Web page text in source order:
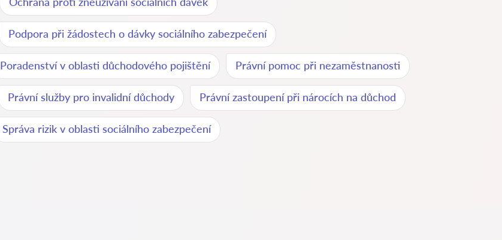
Podpora při žádostech o dávky sociálního zabezpečení
Poradenství v oblasti důchodového pojištění Právní pomoc při nezaměstnanosti
Právní služby pro invalidní důchody Právní zastoupení při nárocích na důchod
Správa rizik v oblasti sociálního zabezpečení